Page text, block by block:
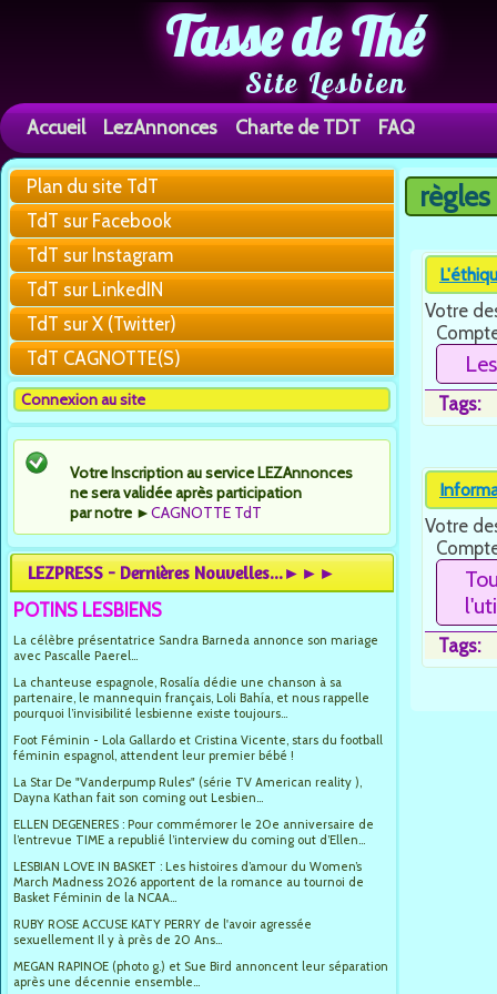
Tasse de Thé
Site Lesbien
Accueil LezAnnonces Charte de TDT FAQ
Plan du site TdT
TdT sur Facebook
TdT sur Instagram
TdT sur LinkedIN
TdT sur X (Twitter)
TdT CAGNOTTE(S)
Connexion au site
Votre Inscription au service LEZAnnonces
ne sera validée après participation
par notre ►CAGNOTTE TdT
LEZPRESS - Dernières Nouvelles...►►►
POTINS LESBIENS
La célèbre présentatrice Sandra Barneda annonce son mariage
avec Pascalle Paerel...
La chanteuse espagnole, Rosalía dédie une chanson à sa
partenaire, le mannequin français, Loli Bahía, et nous rappelle
pourquoi l’invisibilité lesbienne existe toujours...
Foot Féminin - Lola Gallardo et Cristina Vicente, stars du football
féminin espagnol, attendent leur premier bébé !
La Star De "Vanderpump Rules" (série TV American reality ),
Dayna Kathan fait son coming out Lesbien...
ELLEN DEGENERES : Pour commémorer le 20e anniversaire de
l’entrevue TIME a republié l’interview du coming out d’Ellen...
LESBIAN LOVE IN BASKET : Les histoires d’amour du Women’s
March Madness 2026 apportent de la romance au tournoi de
Basket Féminin de la NCAA...
RUBY ROSE ACCUSE KATY PERRY de l'avoir agressée
sexuellement Il y à près de 20 Ans...
MEGAN RAPINOE (photo g.) et Sue Bird annoncent leur séparation
après une décennie ensemble...
You are
règles
Votre
Tags:
Votre
Tags: